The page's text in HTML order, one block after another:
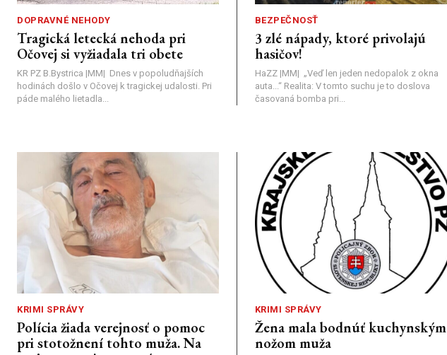
DOPRAVNÉ NEHODY
Tragická letecká nehoda pri
Očovej si vyžiadala tri obete
KR PZ B.Bystrica |MM| Dnes v popoludňajších
hodinách došlo v Očovej k tragickej udalosti. Pri
páde malého lietadla...
BEZPEČNOSŤ
3 zlé nápady, ktoré privolajú
hasičov!
HaZZ |MM| ​„Veď len jeden nedopalok z okna
auta...“ ​Realita: V tomto suchu je to doslova
časovaná bomba pri...
KRIMI SPRÁVY
Polícia žiada verejnosť o pomoc
pri stotožnení tohto muža. Na
KRIMI SPRÁVY
Žena mala bodnúť kuchynským
nožom muža